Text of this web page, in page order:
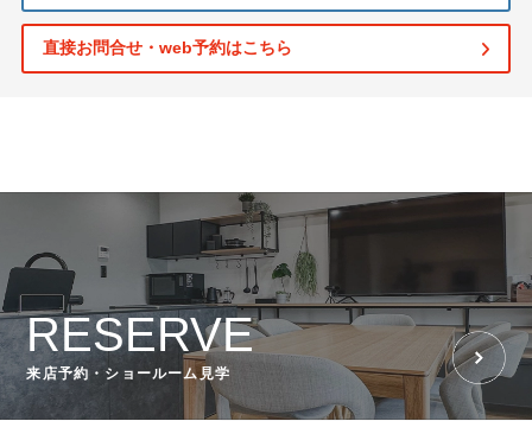
直接お問合せ・web予約はこちら
RESERVE
来店予約・ショールーム見学